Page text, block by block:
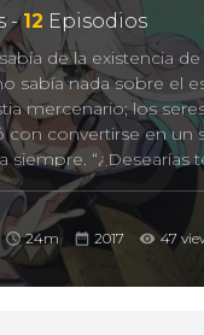
-12 Episodios
de la existencia
sabía nada sobre el
mercenario; los
con convertirse en
siempre.
se presentó ante
que unos bandidos
el grimorio
llevar al mundo
humano, el
24m 2017 47